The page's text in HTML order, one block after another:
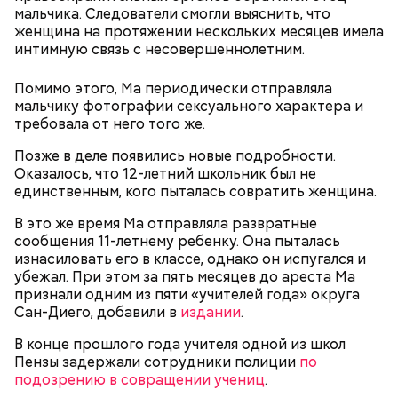
мальчика. Следователи смогли выяснить, что
женщина на протяжении нескольких месяцев имела
интимную связь с несовершеннолетним.
Помимо этого, Ма периодически отправляла
мальчику фотографии сексуального характера и
требовала от него того же.
Позже в деле появились новые подробности.
Оказалось, что 12-летний школьник был не
единственным, кого пыталась совратить женщина.
В это же время Ма отправляла развратные
сообщения 11-летнему ребенку. Она пыталась
изнасиловать его в классе, однако он испугался и
убежал. При этом за пять месяцев до ареста Ма
признали одним из пяти «учителей года» округа
Сан-Диего, добавили в издании.
В конце прошлого года учителя одной из школ
Пензы задержали сотрудники полиции по
подозрению в совращении учениц.
Фото: public domain
1920 году переехала в Версаль, где была на
протяжении 16 лет учителем в двух семьях. В 1923
году она стала послушницей в монастыре и спустя
монастырей.